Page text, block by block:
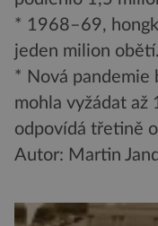
* 1968–69,
jeden milion obětí.
* Nová pandemie
mohla vyžádat
odpovídá třetině
Autor: Martin